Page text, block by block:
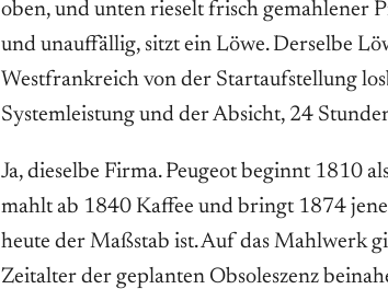
oben, und unten rieselt frisch gemahlener
und unauffällig, sitzt ein Löwe. Derselbe
Westfrankreich von der Startaufstellung
Systemleistung und der Absicht, 24
Ja, dieselbe Firma. Peugeot beginnt 1810
mahlt ab 1840 Kaffee und bringt 1874
heute der Maßstab ist. Auf das Mahlwerk
Zeitalter der geplanten Obsoleszenz